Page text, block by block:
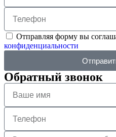
Отправляя форму вы
конфиденциальности
Обратный звонок